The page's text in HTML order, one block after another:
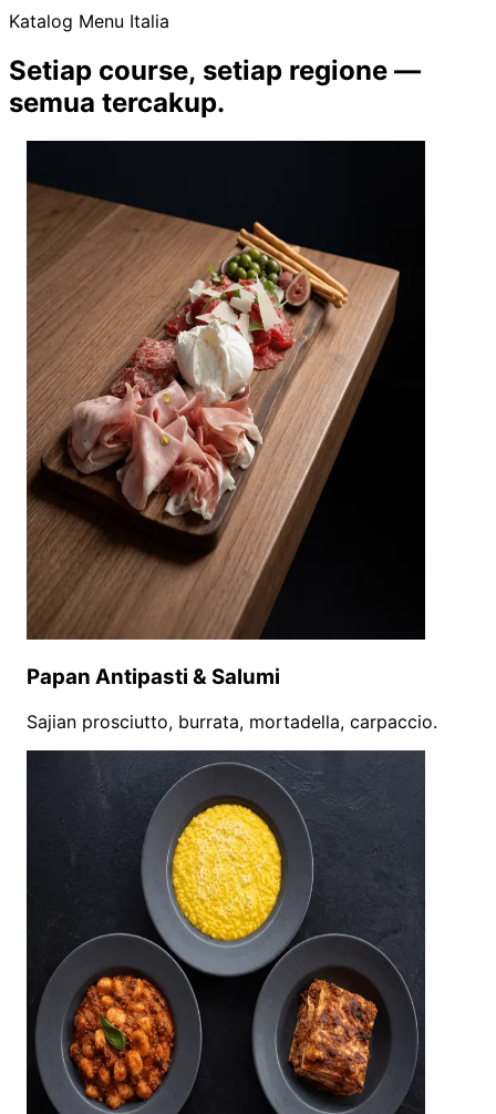
Katalog Menu Italia
Setiap course, setiap regione —
semua tercakup.
Papan Antipasti & Salumi
Sajian prosciutto, burrata, mortadella, carpaccio.